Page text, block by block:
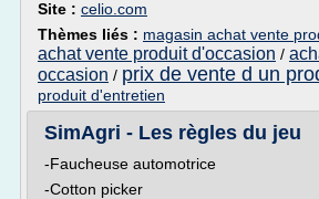
Site : celio.com
Thèmes liés : magasin achat vente
achat vente produit d'occasion /
occasion / prix de vente d un
produit d'entretien
SimAgri - Les règles du jeu
-Faucheuse automotrice
-Cotton picker